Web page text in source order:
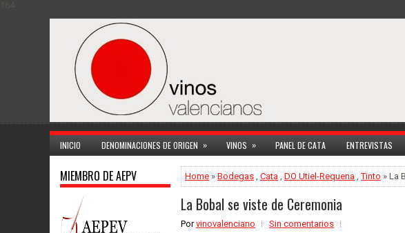
164
INICIO DENOMINACIONES DE ORIGEN » VINOS » PANEL DE CATA ENTREVISTAS
MIEMBRO DE AEPV Home » Bodegas , Cata , DO Utiel-Requena ,Tinto » La
La Bobal se viste de Ceremonia
Porvinovalenciano
Sin comentarios